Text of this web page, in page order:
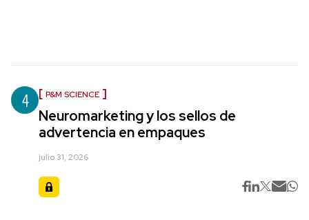
4 P&M SCIENCE
Neuromarketing y los sellos de
advertencia en empaques
julio 31, 2026